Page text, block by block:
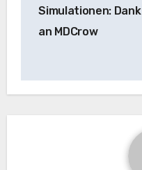
Simulationen: Dank
an MDCrow